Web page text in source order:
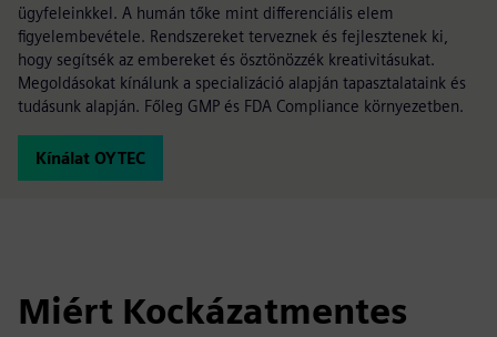
ügyfeleinkkel. A humán tőke mint differenciális elem
figyelembevétele. Rendszereket terveznek és fejlesztenek ki,
hogy segítsék az embereket és ösztönözzék kreativitásukat.
Megoldásokat kínálunk a specializáció alapján tapasztalataink és
tudásunk alapján. Főleg GMP és FDA Compliance környezetben.
Kínálat OYTEC
Miért Kockázatmentes